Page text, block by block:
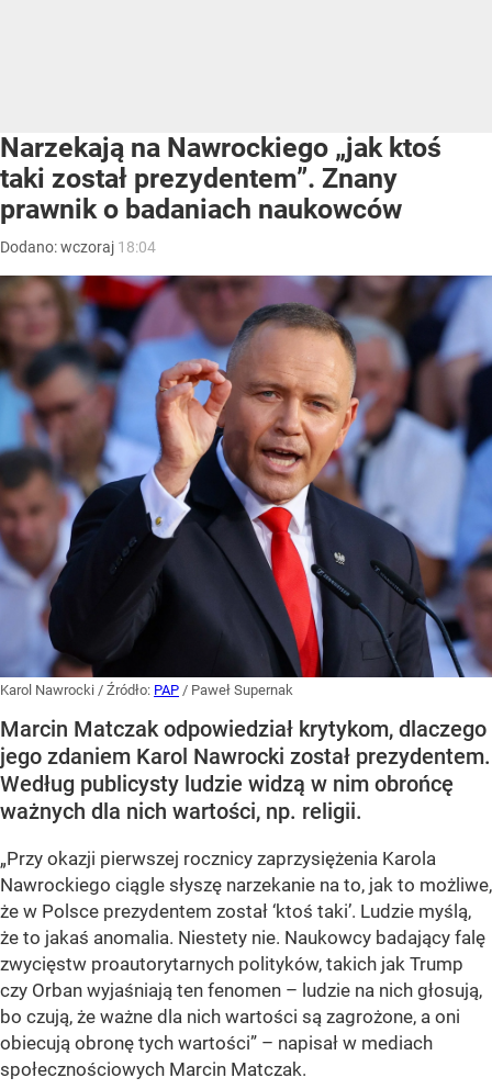
Narzekają na Nawrockiego „jak ktoś
taki został prezydentem”. Znany
prawnik o badaniach naukowców
Dodano:wczoraj 18:04
Karol Nawrocki / Źródło: PAP / Paweł Supernak
Marcin Matczak odpowiedział krytykom, dlaczego
jego zdaniem Karol Nawrocki został prezydentem.
Według publicysty ludzie widzą w nim obrońcę
ważnych dla nich wartości, np. religii.
„Przy okazji pierwszej rocznicy zaprzysiężenia Karola
Nawrockiego ciągle słyszę narzekanie na to, jak to możliwe,
że w Polsce prezydentem został ‘ktoś taki’. Ludzie myślą,
że to jakaś anomalia. Niestety nie. Naukowcy badający falę
zwycięstw proautorytarnych polityków, takich jak Trump
czy Orban wyjaśniają ten fenomen – ludzie na nich głosują,
bo czują, że ważne dla nich wartości są zagrożone, a oni
obiecują obronę tych wartości” – napisał w mediach
społecznościowych Marcin Matczak.